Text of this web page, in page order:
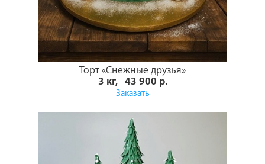
Торт «Снежные друзья»
3 кг, 43 900 р.
Заказать